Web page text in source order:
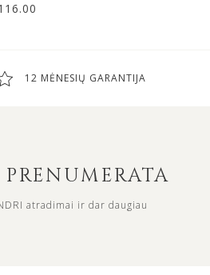
12 MĖNESIŲ GARANTIJA
atradimai ir dar daugiau